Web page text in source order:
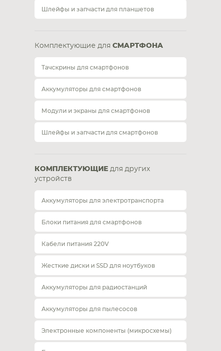
Шлейфы и запчасти для планшетов
Комплектующие для СМАРТФОНА
Тачскрины для смартфонов
Аккумуляторы для смартфонов
Модули и экраны для смартфонов
Шлейфы и запчасти для смартфонов
КОМПЛЕКТУЮЩИЕ для других
устройств
Аккумуляторы для электротранспорта
Блоки питания для смартфонов
Кабели питания 220V
Жесткие диски и SSD для ноутбуков
Аккумуляторы для радиостанций
Аккумуляторы для пылесосов
Электронные компоненты (микросхемы)